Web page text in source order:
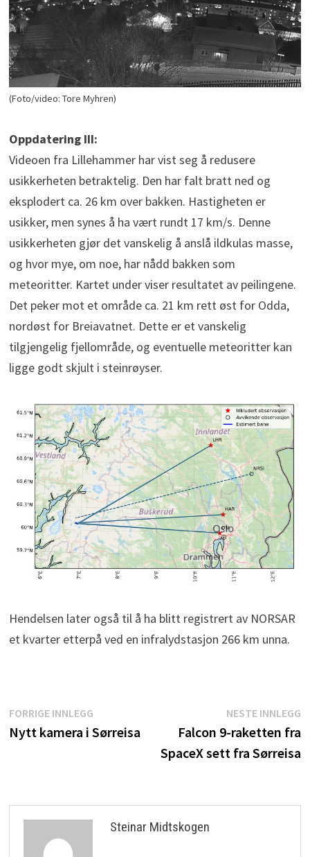
(Foto/video: Tore Myhren)
Oppdatering III:
Videoen fra Lillehammer har vist seg å redusere
usikkerheten betraktelig. Den har falt bratt ned og
eksplodert ca. 26 km over bakken. Hastigheten er
usikker, men synes å ha vært rundt 17 km/s. Denne
usikkerheten gjør det vanskelig å anslå ildkulas masse,
og hvor mye, om noe, har nådd bakken som
meteoritter. Kartet under viser resultatet av peilingene.
Det peker mot et område ca. 21 km rett øst for Odda,
nordøst for Breiavatnet. Dette er et vanskelig
tilgjengelig fjellområde, og eventuelle meteoritter kan
ligge godt skjult i steinrøyser.
Hendelsen later også til å ha blitt registrert av NORSAR
et kvarter etterpå ved en infralydstasjon 266 km unna.
Innleggsnavigasjon
FORRIGE INNLEGGForrige
innlegg:
Nytt kamera i Sørreisa
NESTE INNLEGG
Falcon 9-raketten fra
SpaceX sett fra Sørreisa
Steinar Midtskogen